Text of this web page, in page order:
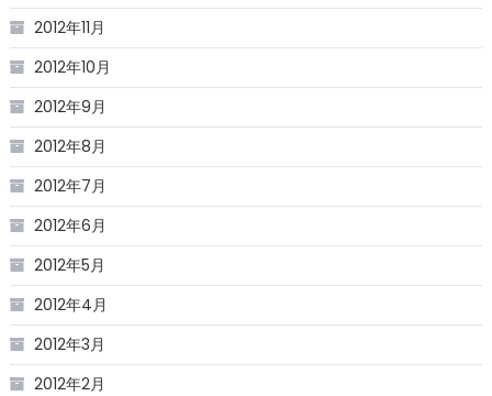
2012年11月
2012年10月
2012年9月
2012年8月
2012年7月
2012年6月
2012年5月
2012年4月
2012年3月
2012年2月